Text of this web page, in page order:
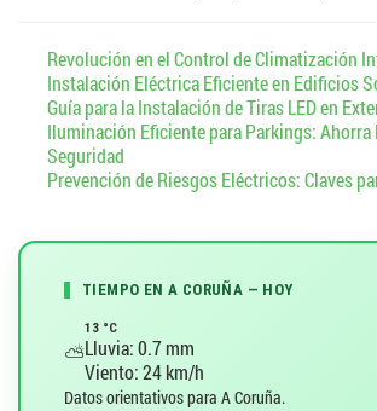
ó
Revolución en el Control de Climatización
Instalación Eléctrica Eficiente en Edificios
Guía para la Instalación de Tiras LED en
Iluminación Eficiente para Parkings: Ahorra
Seguridad
Prevención de Riesgos Eléctricos: Claves
TIEMPO EN A CORUÑA — HOY
⛅
13 °C
Lluvia: 0.7 mm
Viento: 24 km/h
Datos orientativos para A Coruña.